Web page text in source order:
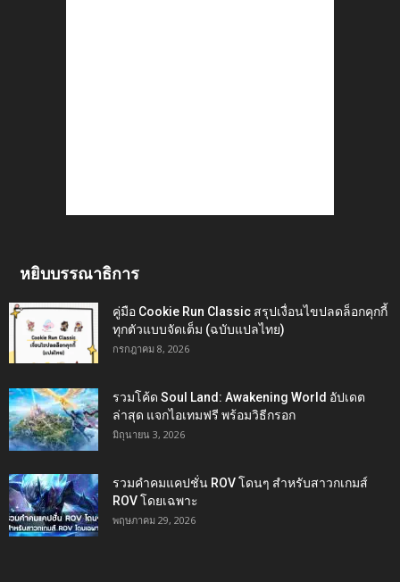
หยิบบรรณาธิการ
คู่มือ Cookie Run Classic สรุปเงื่อนไขปลดล็อกคุกกี้
ทุกตัวแบบจัดเต็ม (ฉบับแปลไทย)
กรกฎาคม 8, 2026
รวมโค้ด Soul Land: Awakening World อัปเดต
ล่าสุด แจกไอเทมฟรี พร้อมวิธีกรอก
มิถุนายน 3, 2026
รวมคำคมแคปชั่น ROV โดนๆ สำหรับสาวกเกมส์
ROV โดยเฉพาะ
พฤษภาคม 29, 2026